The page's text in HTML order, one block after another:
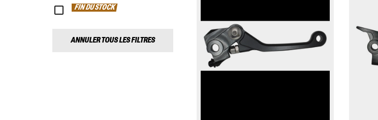
FIN DU STOCK
ANNULER TOUS LES FILTRES